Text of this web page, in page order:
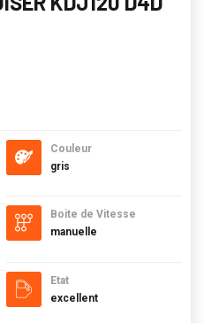
Couleur
gris
Boite de Vitesse
manuelle
Etat
excellent